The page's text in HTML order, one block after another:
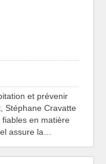
et prévenir
Stéphane Cravatte
en matière
assure la…